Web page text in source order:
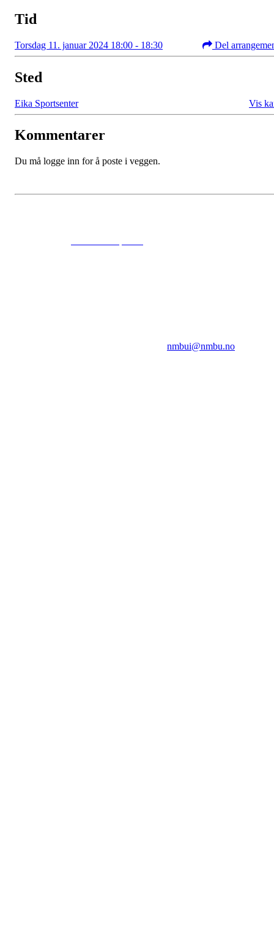
Tid
Torsdag 11. januar 2024 18:00 - 18:30 Del
Sted
Eika Sportsenter Vis
Kommentarer
Du må logge inn for å poste i veggen.
nmbui@nmbu.no